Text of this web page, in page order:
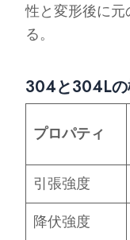
性と変形後に
る。
304と304Lの
プロパティ
引張強度
降伏強度